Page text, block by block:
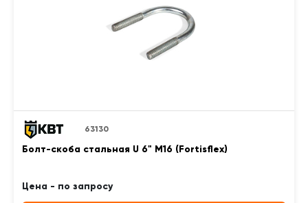
63130
Болт-скоба стальная U 6" М16 (Fortisflex)
Цена - по запросу